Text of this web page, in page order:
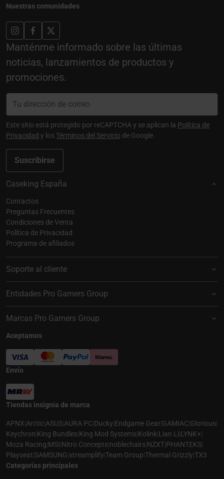
Nuestras comunidades
Manténme informado sobre las últimas
noticias, lanzamientos de productos y
promociones.
Suscribirse
Este sitio está protegido por reCAPTCHA y se aplican la Política de
Privacidad y losTérminos del Servicio de Google.
Caseking España
Contactos
Preguntas Frecuentes
Condiciones de Venta
Política de Privacidad
Programa de afiliados
Soporte al cliente
Entidades Pro Gamers Group
Marcas Pro Gamers Group
Aceptamos
Envío
Tiendas insignia de marca
APNX|Arctic|ASUS|AURA PC|Ducky|Endgame Gear|GAMIAC|Glorious|
Keychron|King Bundles|King Mod Systems|Kolink|Lian Li|LYNK+|
Moza Racing|MSI|Nitro Concepts|noblechairs|NZXT|PHANTEKS|
Playseat|SAMSUNG|streamplify|Team Group|Thermal Grizzly|TX3
Categorías principales